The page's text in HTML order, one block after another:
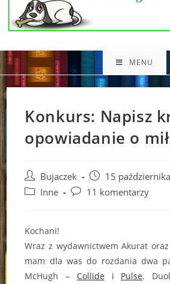
MENU
Konkurs: Napisz
opowiadanie o
Post
author:
Bujaczek
Post
published:
15
PostInne
Post11 komentarzy
Kochani!
Wraz z wydawnictwem Akurat
mam dla was do rozdania dwa
McHugh – Collide i Pulse.